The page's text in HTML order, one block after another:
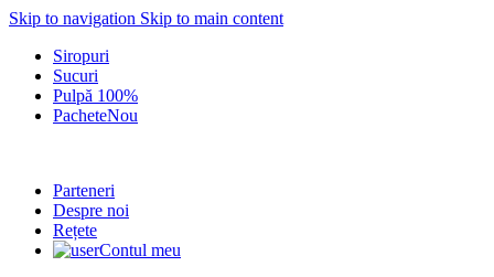
Skip to navigation Skip to main content
Siropuri
Sucuri
Pulpă 100%
PacheteNou
Parteneri
Despre noi
Rețete
Contul meu